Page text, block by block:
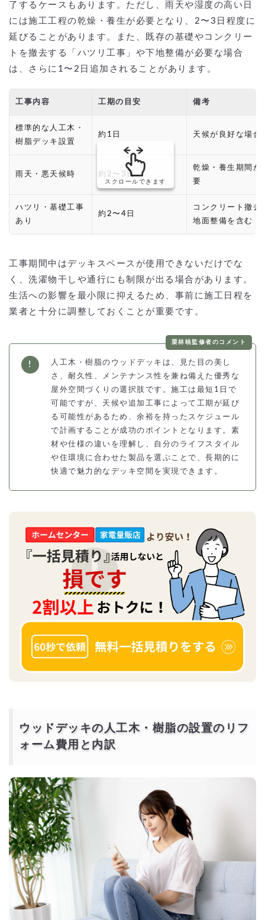
了するケースもあります。ただし、雨天や湿度の高い日
には施工工程の乾燥・養生が必要となり、2〜3日程度に
延びることがあります。また、既存の基礎やコンクリー
トを撤去する「ハツリ工事」や下地整備が必要な場合
は、さらに1〜2日追加されることがあります。
工事内容 工期の目安 備考
標準的な人工木・
樹脂デッキ設置
約1日 天候が良好な場合
雨天・悪天候時 約2〜3日
乾燥・養生期間が
要
ハツリ・基礎工事
あり
約2〜4日
コンクリート撤去
地面整備を含む
スクロールできます
工事期間中はデッキスペースが使用できないだけでな
く、洗濯物干しや通行にも制限が出る場合があります。
生活への影響を最小限に抑えるため、事前に施工日程を
業者と十分に調整しておくことが重要です。
栗林暁監修者のコメント
人工木・樹脂のウッドデッキは、見た目の美し
さ、耐久性、メンテナンス性を兼ね備えた優秀な
屋外空間づくりの選択肢です。施工は最短1日で
可能ですが、天候や追加工事によって工期が延び
る可能性があるため、余裕を持ったスケジュール
で計画することが成功のポイントとなります。素
材や仕様の違いを理解し、自分のライフスタイル
や住環境に合わせた製品を選ぶことで、長期的に
快適で魅力的なデッキ空間を実現できます。
ウッドデッキの人工木・樹脂の設置のリフ
ォーム費用と内訳